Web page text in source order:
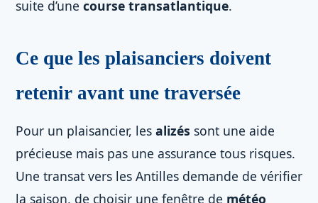
suite d’une course transatlantique.
Ce que les plaisanciers doivent
retenir avant une traversée
Pour un plaisancier, les alizés sont une aide
précieuse mais pas une assurance tous risques.
Une transat vers les Antilles demande de vérifier
la saison, de choisir une fenêtre de météo